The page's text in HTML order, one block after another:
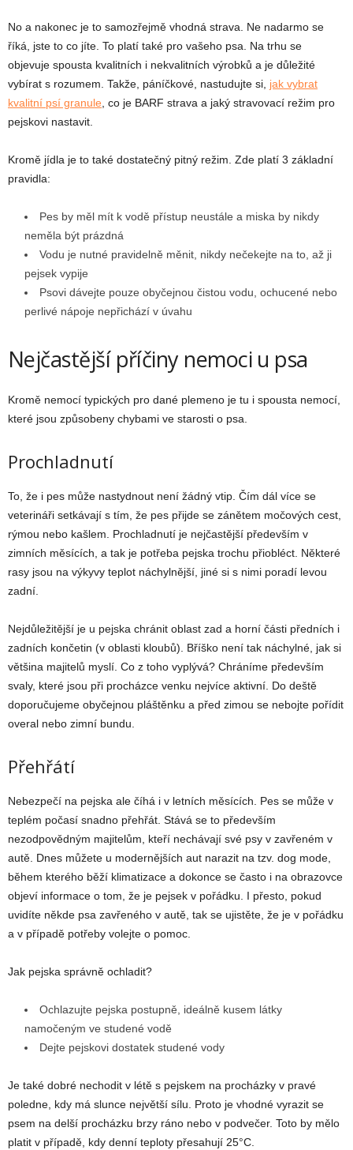
No a nakonec je to samozřejmě vhodná strava. Ne nadarmo se
říká, jste to co jíte. To platí také pro vašeho psa. Na trhu se
objevuje spousta kvalitních i nekvalitních výrobků a je důležité
vybírat s rozumem. Takže, páníčkové, nastudujte si, jak vybrat
kvalitní psí granule, co je BARF strava a jaký stravovací režim pro
pejskovi nastavit.
Kromě jídla je to také dostatečný pitný režim. Zde platí 3 základní
pravidla:
Pes by měl mít k vodě přístup neustále a miska by nikdy
neměla být prázdná
Vodu je nutné pravidelně měnit, nikdy nečekejte na to, až ji
pejsek vypije
Psovi dávejte pouze obyčejnou čistou vodu, ochucené nebo
perlivé nápoje nepřichází v úvahu
Nejčastější příčiny nemoci u psa
Kromě nemocí typických pro dané plemeno je tu i spousta nemocí,
které jsou způsobeny chybami ve starosti o psa.
Prochladnutí
To, že i pes může nastydnout není žádný vtip. Čím dál více se
veterináři setkávají s tím, že pes přijde se zánětem močových cest,
rýmou nebo kašlem. Prochladnutí je nejčastější především v
zimních měsících, a tak je potřeba pejska trochu přiobléct. Některé
rasy jsou na výkyvy teplot náchylnější, jiné si s nimi poradí levou
zadní.
Nejdůležitější je u pejska chránit oblast zad a horní části předních i
zadních končetin (v oblasti kloubů). Bříško není tak náchylné, jak si
většina majitelů myslí. Co z toho vyplývá? Chráníme především
svaly, které jsou při procházce venku nejvíce aktivní. Do deště
doporučujeme obyčejnou pláštěnku a před zimou se nebojte pořídit
overal nebo zimní bundu.
Přehřátí
Nebezpečí na pejska ale číhá i v letních měsících. Pes se může v
teplém počasí snadno přehřát. Stává se to především
nezodpovědným majitelům, kteří nechávají své psy v zavřeném v
autě. Dnes můžete u modernějších aut narazit na tzv. dog mode,
během kterého běží klimatizace a dokonce se často i na obrazovce
objeví informace o tom, že je pejsek v pořádku. I přesto, pokud
uvidíte někde psa zavřeného v autě, tak se ujistěte, že je v pořádku
a v případě potřeby volejte o pomoc.
Jak pejska správně ochladit?
Ochlazujte pejska postupně, ideálně kusem látky
namočeným ve studené vodě
Dejte pejskovi dostatek studené vody
Je také dobré nechodit v létě s pejskem na procházky v pravé
poledne, kdy má slunce největší sílu. Proto je vhodné vyrazit se
psem na delší procházku brzy ráno nebo v podvečer. Toto by mělo
platit v případě, kdy denní teploty přesahují 25°C.